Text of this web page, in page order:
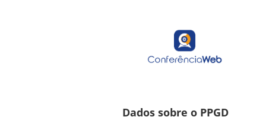
Dados sobre o PPGD